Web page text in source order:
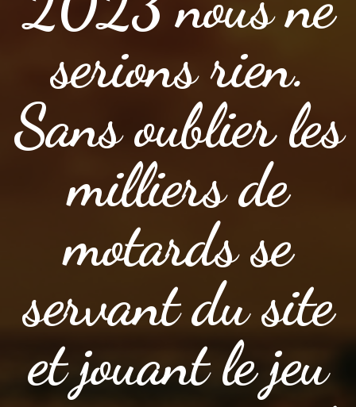
serions rien.
Sans oublier les
milliers de
motards se
servant du site
et jouant le jeu